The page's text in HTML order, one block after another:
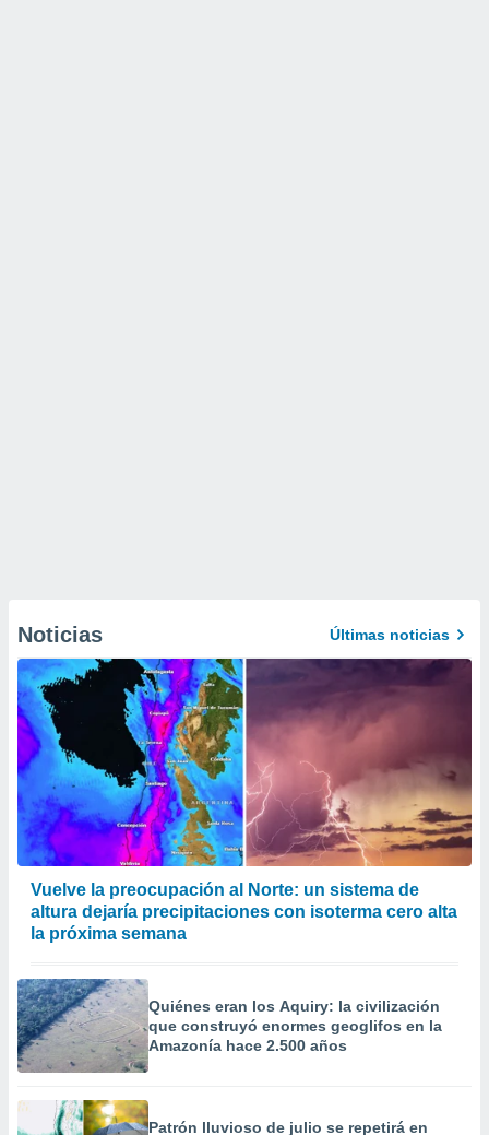
Noticias Últimas noticias
Vuelve la preocupación al Norte: un sistema de
altura dejaría precipitaciones con isoterma cero alta
la próxima semana
Quiénes eran los Aquiry: la civilización
que construyó enormes geoglifos en la
Amazonía hace 2.500 años
Patrón lluvioso de julio se repetirá en